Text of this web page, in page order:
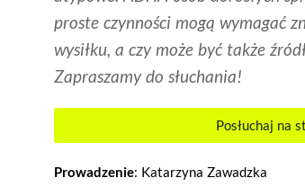
proste czynności mogą wymagać
wysiłku, a czy może być także
Zapraszamy do słuchania!
Posłuchaj na
Prowadzenie: Katarzyna Zawadzka